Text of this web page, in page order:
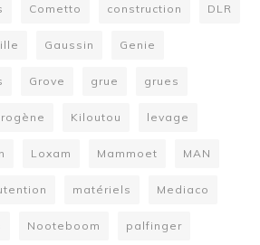
Cometto construction DLR
Gaussin Genie
Grove grue grues
Kiloutou levage
Loxam Mammoet MAN
matériels Mediaco
Nooteboom palfinger